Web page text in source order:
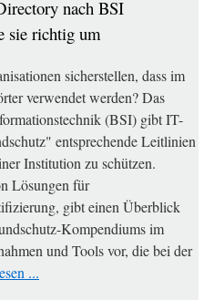
nach BSI
sie richtig um
sicherstellen, dass im
verwendet werden? Das
(BSI) gibt IT-
entsprechende Leitlinien
Institution zu schützen.
Lösungen für
gibt einen Überblick
Kompendiums im
und Tools vor, die bei der
...